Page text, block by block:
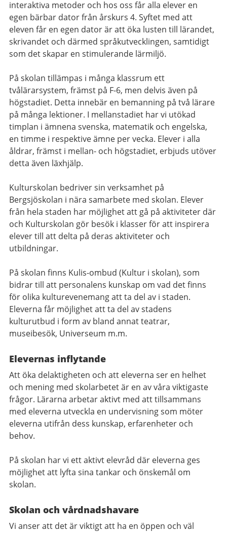
interaktiva metoder och hos oss får alla elever en
egen bärbar dator från årskurs 4. Syftet med att
eleven får en egen dator är att öka lusten till lärandet,
skrivandet och därmed språkutvecklingen, samtidigt
som det skapar en stimulerande lärmiljö.
På skolan tillämpas i många klassrum ett
tvålärarsystem, främst på F-6, men delvis även på
högstadiet. Detta innebär en bemanning på två lärare
på många lektioner. I mellanstadiet har vi utökad
timplan i ämnena svenska, matematik och engelska,
en timme i respektive ämne per vecka. Elever i alla
åldrar, främst i mellan- och högstadiet, erbjuds utöver
detta även läxhjälp.
Kulturskolan bedriver sin verksamhet på
Bergsjöskolan i nära samarbete med skolan. Elever
från hela staden har möjlighet att gå på aktiviteter där
och Kulturskolan gör besök i klasser för att inspirera
elever till att delta på deras aktiviteter och
utbildningar.
På skolan finns Kulis-ombud (Kultur i skolan), som
bidrar till att personalens kunskap om vad det finns
för olika kulturevenemang att ta del av i staden.
Eleverna får möjlighet att ta del av stadens
kulturutbud i form av bland annat teatrar,
museibesök, Universeum m.m.
Elevernas inflytande
Att öka delaktigheten och att eleverna ser en helhet
och mening med skolarbetet är en av våra viktigaste
frågor. Lärarna arbetar aktivt med att tillsammans
med eleverna utveckla en undervisning som möter
eleverna utifrån dess kunskap, erfarenheter och
behov.
På skolan har vi ett aktivt elevråd där eleverna ges
möjlighet att lyfta sina tankar och önskemål om
skolan.
Skolan och vårdnadshavare
Vi anser att det är viktigt att ha en öppen och väl